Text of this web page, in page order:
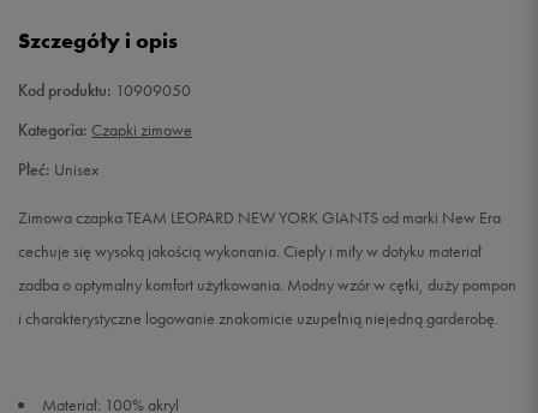
Szczegóły i opis
Kod produktu: 10909050
Kategoria: Czapki zimowe
Płeć: Unisex
Zimowa czapka TEAM LEOPARD NEW YORK GIANTS od marki New Era
cechuje się wysoką jakością wykonania. Ciepły i miły w dotyku materiał
zadba o optymalny komfort użytkowania. Modny wzór w cętki, duży pompon
i charakterystyczne logowanie znakomicie uzupełnią niejedną garderobę.
Materiał: 100% akryl